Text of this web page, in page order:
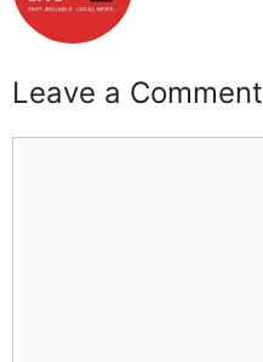
Leave a Comment